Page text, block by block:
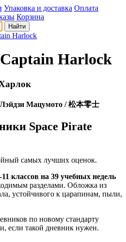
Упаковка и доставка Оплата
Корзина
Harlock
Harlock
Мацумото / 松本零士
Space Pirate
самых лучших оценок.
11 классов на 39 учебных недель
разделами. Обложка из
устойчивого к царапинам, пыли,
по новому стандарту
если такой дневник нужен.